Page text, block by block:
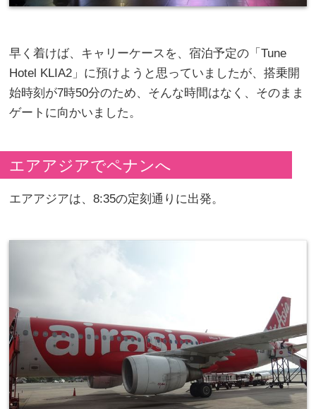
早く着けば、キャリーケースを、宿泊予定の「Tune
Hotel KLIA2」に預けようと思っていましたが、搭乗開
始時刻が7時50分のため、そんな時間はなく、そのまま
ゲートに向かいました。
エアアジアでペナンへ
エアアジアは、8:35の定刻通りに出発。